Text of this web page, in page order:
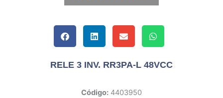
RELE 3 INV. RR3PA-L 48VCC
Código: 4403950